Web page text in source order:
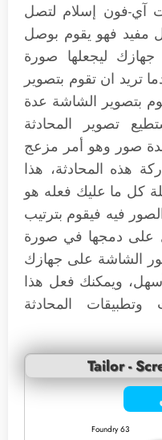
آي-فون إسلام لتصل
مفيد فهو يقوم بوصل
ليجعلها صورة
تريد ان تقوم بتصوير
بتصوير الشاشة عدة
تصوير المحادثة
صور وهو أمر مزعج
هذه المحادثة، هذا
كل ما عليك فعله هو
فيه فيقوم بترتيب
على دمجها في صورة
الشاشة على جهازك
ويمكنك فعل هذا
المحادثة
Tailor -
Foundry 63